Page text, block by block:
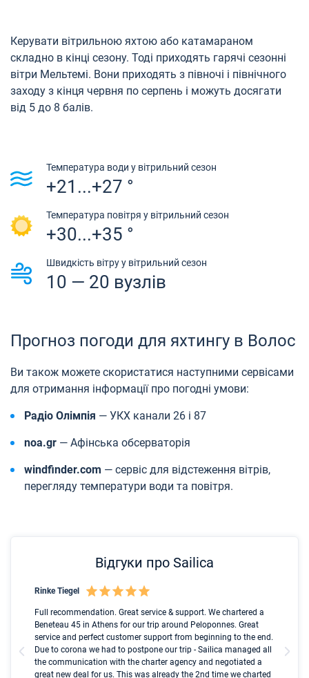
Керувати вітрильною яхтою або катамараном
складно в кінці сезону. Тоді приходять гарячі сезонні
вітри Мельтемі. Вони приходять з півночі і північного
заходу з кінця червня по серпень і можуть досягати
від 5 до 8 балів.
Температура води у вітрильний сезон
+21...+27 °
Температура повітря у вітрильний сезон
+30...+35 °
Швидкість вітру у вітрильний сезон
10 — 20 вузлів
Прогноз погоди для яхтингу в Волос
Ви також можете скористатися наступними сервісами
для отримання інформації про погодні умови:
Радіо Олімпія — УКХ канали 26 і 87
noa.gr — Афінська обсерваторія
windfinder.com — сервіс для відстеження вітрів,
перегляду температури води та повітря.
Відгуки про Sailica
Rinke Tiegel
Full recommendation. Great service & support. We chartered a
Beneteau 45 in Athens for our trip around Peloponnes. Great
service and perfect customer support from beginning to the end.
Due to corona we had to postpone our trip - Sailica managed all
the communication with the charter agency and negotiated a
great new deal for us. This was already the 2nd time we charted